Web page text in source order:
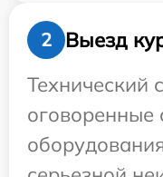
2
Выезд
Технический
оговоренные